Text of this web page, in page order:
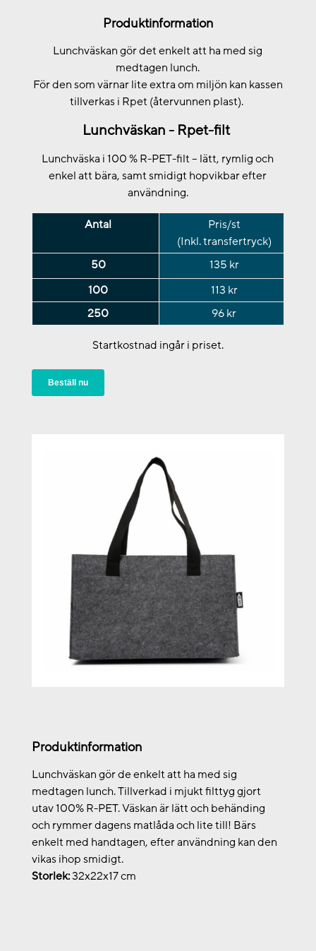
Produktinformation
Lunchväskan gör det enkelt att ha med sig
medtagen lunch.
För den som värnar lite extra om miljön kan kassen
tillverkas i Rpet (återvunnen plast).
Lunchväskan - Rpet-filt
Lunchväska i 100 % R-PET-filt – lätt, rymlig och
enkel att bära, samt smidigt hopvikbar efter
användning.
Antal
Pris/st
(Inkl. transfertryck)
50
135 kr
100
113 kr
250
96 kr
Startkostnad ingår i priset.
Beställ nu
Produktinformation
Lunchväskan gör de enkelt att ha med sig
medtagen lunch. Tillverkad i mjukt filttyg gjort
utav 100% R-PET. Väskan är lätt och behänding
och rymmer dagens matlåda och lite till! Bärs
enkelt med handtagen, efter användning kan den
vikas ihop smidigt.
Storlek:32x22x17 cm